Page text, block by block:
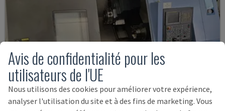
Avis de confidentialité pour les
utilisateurs de l'UE
Nous utilisons des cookies pour améliorer votre expérience,
analyser l'utilisation du site et à des fins de marketing. Vous